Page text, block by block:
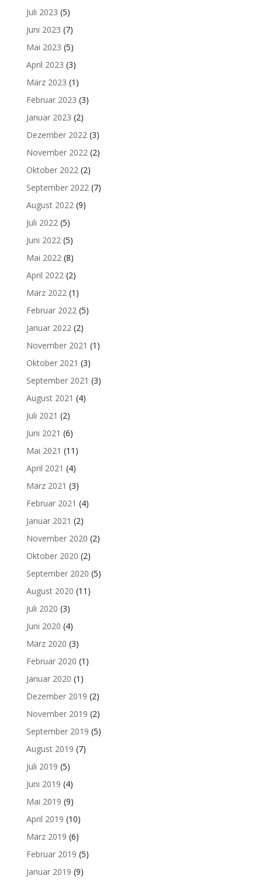
Juli 2023 (5)
Juni 2023 (7)
Mai 2023 (5)
April 2023 (3)
März 2023 (1)
Februar 2023 (3)
Januar 2023 (2)
Dezember 2022(3)
November 2022(2)
Oktober 2022(2)
September 2022(7)
August 2022(9)
Juli 2022(5)
Juni 2022(5)
Mai 2022(8)
April 2022(2)
März 2022(1)
Februar 2022(5)
Januar 2022(2)
November 2021 (1)
Oktober 2021 (3)
September 2021 (3)
August 2021 (4)
Juli 2021 (2)
Juni 2021 (6)
Mai 2021 (11)
April 2021 (4)
März 2021 (3)
Februar 2021 (4)
Januar 2021 (2)
November 2020 (2)
Oktober 2020 (2)
September 2020 (5)
August 2020 (11)
Juli 2020 (3)
Juni 2020 (4)
März 2020 (3)
Februar 2020 (1)
Januar 2020 (1)
Dezember 2019 (2)
November 2019 (2)
September 2019 (5)
August 2019 (7)
Juli 2019 (5)
Juni 2019 (4)
Mai 2019 (9)
April 2019 (10)
März 2019 (6)
Februar 2019 (5)
Januar 2019 (9)